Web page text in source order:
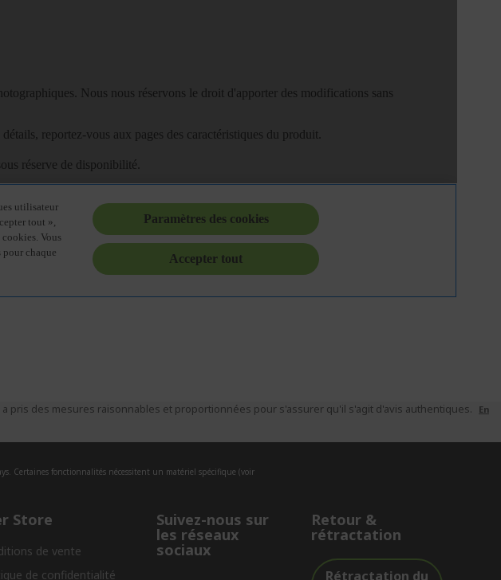
pris des mesures raisonnables et proportionnées pour s'assurer qu'il s'agit d'avis authentiques.
En
Certaines fonctionnalités nécessitent un matériel spécifique (voir
Store
de vente
de confidentialité
Suivez-nous sur
les réseaux
sociaux
Retour &
rétractation
Rétractation du